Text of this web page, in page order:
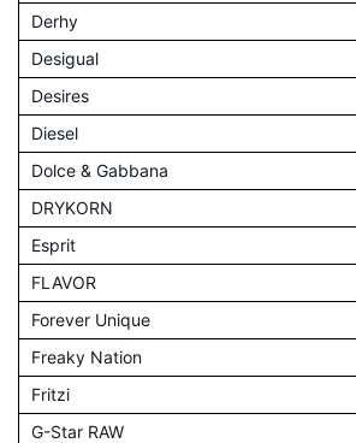
Derhy
Desigual
Desires
Diesel
Dolce & Gabbana
DRYKORN
Esprit
FLAVOR
Forever Unique
Freaky Nation
Fritzi
G-Star RAW